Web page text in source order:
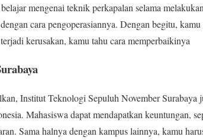
mengenai teknik perkapalan selama
cara pengoperasiannya. Dengan begitu,
kerusakan, kamu tahu cara memperbaikinya
Institut Teknologi Sepuluh November Surabaya
Mahasiswa dapat mendapatkan keuntungan,
Sama halnya dengan kampus lainnya, kamu